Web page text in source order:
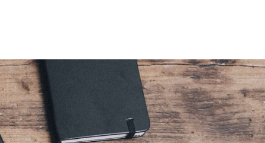
付け体験レッスン お問合せ